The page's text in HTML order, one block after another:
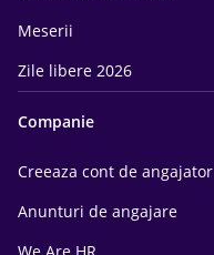
Meserii
Zile libere 2026
Companie
Creeaza cont de angajator
Anunturi de angajare